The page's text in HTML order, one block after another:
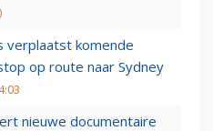
verplaatst komende
op route naar Sydney
nieuwe documentaire